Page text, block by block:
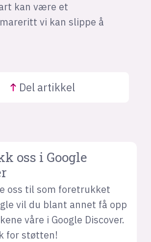
kan være et
vi kan slippe å
Del artikkel
oss i Google
oss til som foretrukket
vil du blant annet få opp
våre i Google Discover.
for støtten!